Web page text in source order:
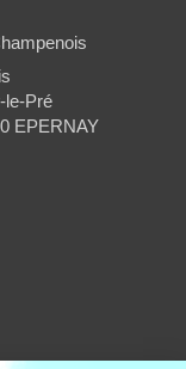
le-Pré
EPERNAY